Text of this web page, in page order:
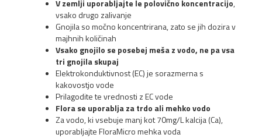
V zemlji uporabljajte le polovično koncentracijo,
vsako drugo zalivanje
Gnojila so močno koncentrirana, zato se jih dozira v
majhnih količinah
Vsako gnojilo se posebej meša z vodo, ne pa vsa
tri gnojila skupaj
Elektrokonduktivnost (EC) je sorazmerna s
kakovostjo vode
Prilagodite te vrednosti z EC vode
Flora se uporablja za trdo ali mehko vodo
Za vodo, ki vsebuje manj kot 70mg/L kalcija (Ca),
uporabljajte FloraMicro mehka voda